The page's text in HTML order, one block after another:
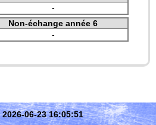
-
Non-échange année 6
-
06-23 16:05:51